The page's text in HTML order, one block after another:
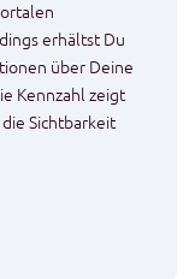
erhältst Du
über Deine
Kennzahl zeigt
Sichtbarkeit